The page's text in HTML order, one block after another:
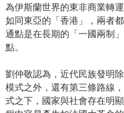
為伊斯蘭世界的東非商業轉
如同東亞的「香港」，兩者
通點是在長期的「一國兩制
點。
劉仲敬認為，近代民族發明
模式之外，還有第三條路線
式之下，國家與社會存在明